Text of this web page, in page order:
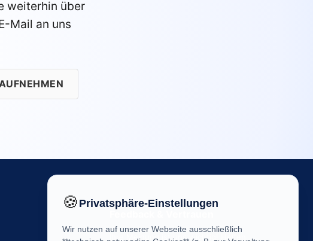
weiterhin über
Mail an uns
Ihre Meinung ist uns wichtig! Helfen
🍪Privatsphäre-Einstellungen
Wir nutzen auf unserer Webseite ausschließlich